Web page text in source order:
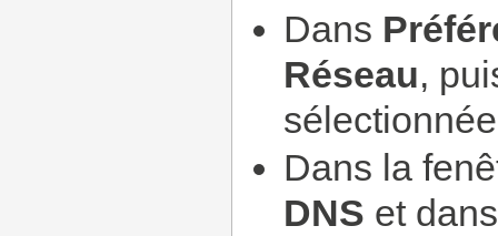
Dans
Réseau,
Dans la
DNS et